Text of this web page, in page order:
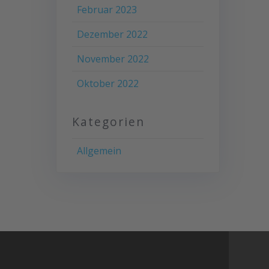
Februar 2023
Dezember 2022
November 2022
Oktober 2022
Kategorien
Allgemein